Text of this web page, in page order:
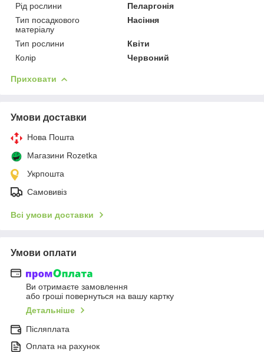
Рід рослини
Пеларгонія
Тип посадкового
матеріалу
Насіння
Тип рослини
Квіти
Колір
Червоний
Приховати
Умови доставки
Нова Пошта
Магазини Rozetka
Укрпошта
Самовивіз
Всі умови доставки
Умови оплати
Ви отримаєте замовлення
або гроші повернуться на вашу картку
Детальніше
Післяплата
Оплата на рахунок